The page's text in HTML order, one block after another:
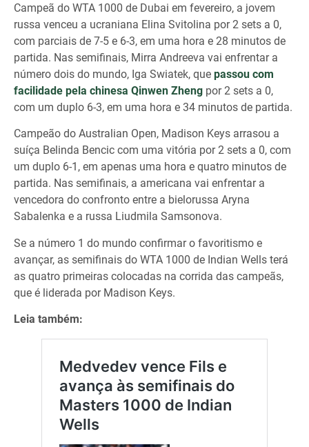
Campeã do WTA 1000 de Dubai em fevereiro, a jovem
russa venceu a ucraniana Elina Svitolina por 2 sets a 0,
com parciais de 7-5 e 6-3, em uma hora e 28 minutos de
partida. Nas semifinais, Mirra Andreeva vai enfrentar a
número dois do mundo, Iga Swiatek, que passou com
facilidade pela chinesa Qinwen Zheng por 2 sets a 0,
com um duplo 6-3, em uma hora e 34 minutos de partida.
Campeão do Australian Open, Madison Keys arrasou a
suíça Belinda Bencic com uma vitória por 2 sets a 0, com
um duplo 6-1, em apenas uma hora e quatro minutos de
partida. Nas semifinais, a americana vai enfrentar a
vencedora do confronto entre a bielorussa Aryna
Sabalenka e a russa Liudmila Samsonova.
Se a número 1 do mundo confirmar o favoritismo e
avançar, as semifinais do WTA 1000 de Indian Wells terá
as quatro primeiras colocadas na corrida das campeãs,
que é liderada por Madison Keys.
Leia também: